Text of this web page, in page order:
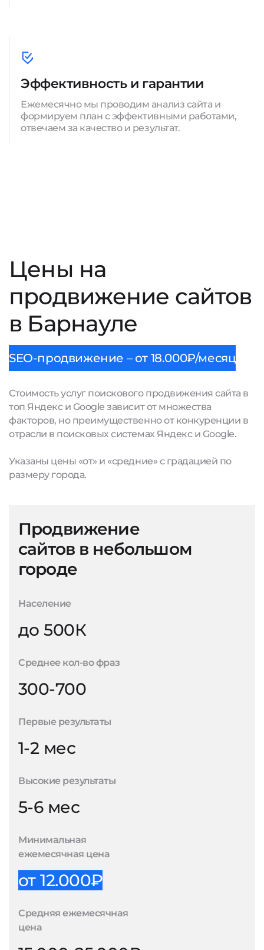
Эффективность и гарантии
Ежемесячно мы проводим анализ сайта и
формируем план с эффективными работами,
отвечаем за качество и результат.
Цены на
продвижение сайтов
в Барнауле
SEO-продвижение – от 18.000₽/месяц
Стоимость услуг поискового продвижения сайта в
топ Яндекс и Google зависит от множества
факторов, но преимущественно от конкуренции в
отрасли в поисковых системах Яндекс и Google.
Указаны цены «от» и «средние» с градацией по
размеру города.
Продвижение
сайтов в небольшом
городе
Население
до 500К
Среднее кол-во фраз
300-700
Первые результаты
1-2 мес
Высокие результаты
5-6 мес
Минимальная
ежемесячная цена
от 12.000₽
Средняя ежемесячная
цена